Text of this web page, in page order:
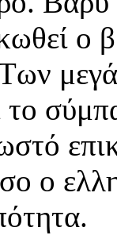
ο
το
ο